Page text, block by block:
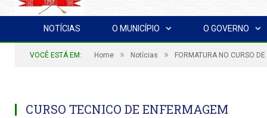
NOTÍCIAS O MUNICÍPIO O GOVERNO
VOCÊ ESTÁ EM: Home » Notícias » FORMATURA NO CURSO
CURSO TECNICO DE ENFERMAGEM